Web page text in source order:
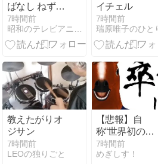
ばなし ねずみ
のすもう
[Kindle版]
7時間前
昭和のテレビアニメ＆特撮ヒーロー
イチェル
7時間前
教えたがりオ
ジサン
7時間前
LEOの独りごと
【悲報】自
称“世界初の男
性VTuber”「ば
あちゃる」が
7時間前
めぎしす！